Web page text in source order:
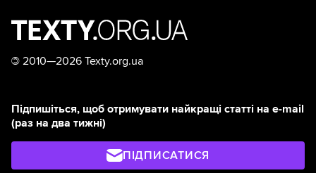
© 2010—2026 Texty.org.ua
Підпишіться, щоб отримувати найкращі статті на e-mail
(раз на два тижні)
ПІДПИСАТИСЯ